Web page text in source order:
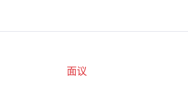
面议